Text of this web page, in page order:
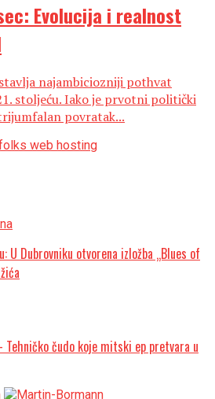
Evolucija i realnost
najambiciozniji pothvat
stoljeću. Iako je prvotni politički
povratak...
U Dubrovniku otvorena izložba „Blues of
Tehničko čudo koje mitski ep pretvara u